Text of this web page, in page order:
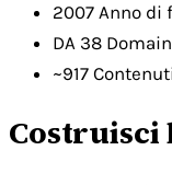
2007 Anno di
DA 38
~917
Costruisci